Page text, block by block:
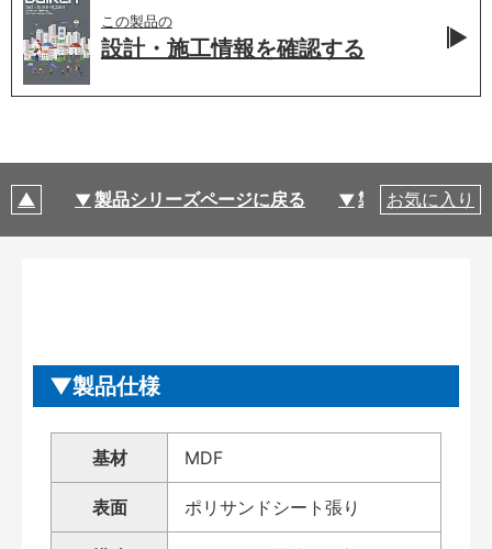
この製品の
設計・施工情報を確認する
製品シリーズページに戻る 製品仕様
お気に入り
製品仕様
基材 MDF
表面 ポリサンドシート張り